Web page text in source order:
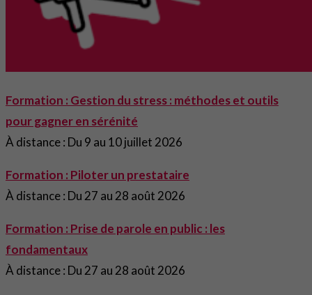
Formation : Gestion du stress : méthodes et outils
pour gagner en sérénité
À distance : Du 9 au 10 juillet 2026
Formation : Piloter un prestataire
À distance : Du 27 au 28 août 2026
Formation : Prise de parole en public : les
fondamentaux
À distance : Du 27 au 28 août 2026